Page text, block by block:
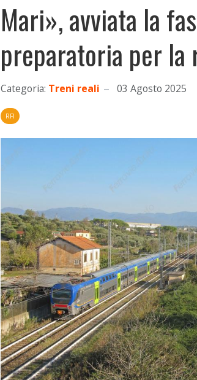
Mari», avviata la
preparatoria per la
Categoria: Treni reali 03 Agosto 2025
RFI